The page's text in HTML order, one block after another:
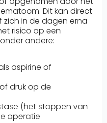
Dit kan direct
in de dagen erna
risico op een
andere:
aspirine of
druk op de
(het stoppen van
operatie